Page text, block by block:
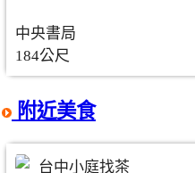
中央書局
184公尺
附近美食
台中小庭找茶